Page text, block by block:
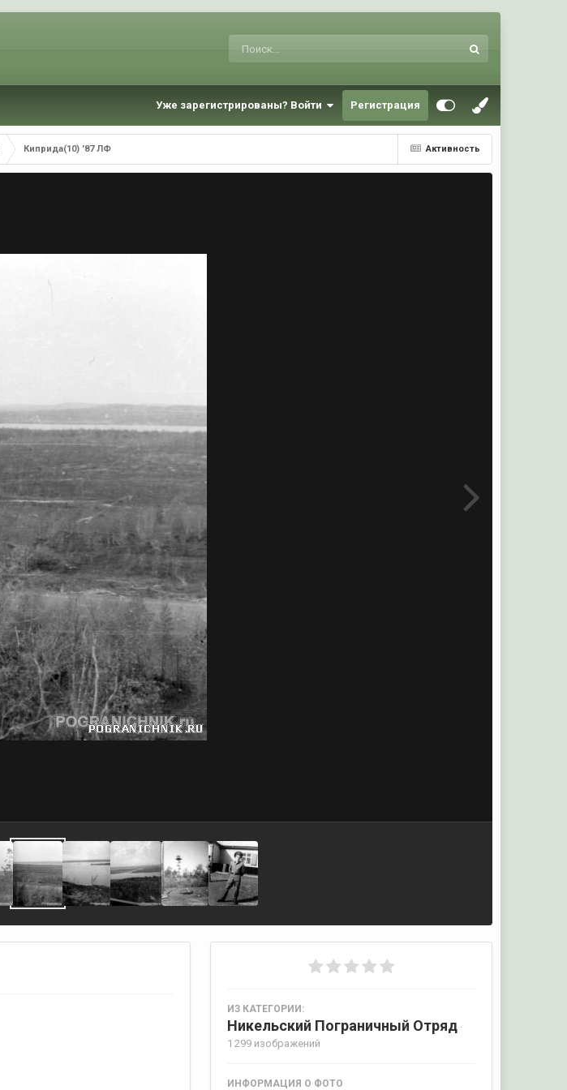
Уже зарегистрированы? Войти Регистрация
Активность
Киприда(10) '87 ЛФ
ИЗ КАТЕГОРИИ:
Никельский Пограничный Отряд ·
1 299 изображений
ИНФОРМАЦИЯ О ФОТО